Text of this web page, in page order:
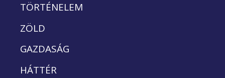
TÖRTÉNELEM
ZÖLD
GAZDASÁG
HÁTTÉR